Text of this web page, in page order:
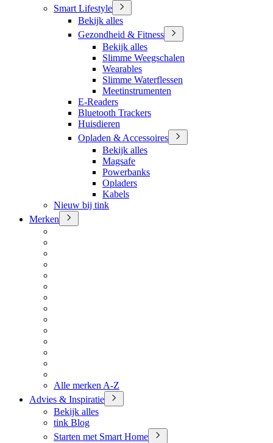
Smart Lifestyle
Bekijk alles
Gezondheid & Fitness
Bekijk alles
Slimme Weegschalen
Wearables
Slimme Waterflessen
Meetinstrumenten
E-Readers
Bluetooth Trackers
Huisdieren
Opladen & Accessoires
Bekijk alles
Magsafe
Powerbanks
Opladers
Kabels
Nieuw bij tink
Merken
Alle merken A-Z
Advies & Inspiratie
Bekijk alles
tink Blog
Starten met Smart Home